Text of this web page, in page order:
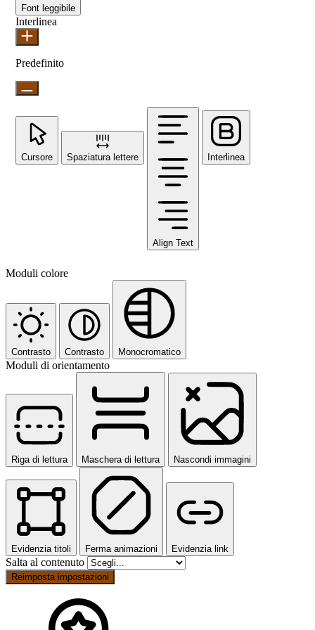
Font leggibile
Interlinea
Predefinito
Cursore Spaziatura lettere
Align Text
Interlinea
Moduli colore
Contrasto Contrasto Monocromatico
Moduli di orientamento
Riga di lettura Maschera di lettura Nascondi immagini
Evidenzia titoli Ferma animazioni Evidenzia link
Salta al contenuto
Reimposta impostazioni